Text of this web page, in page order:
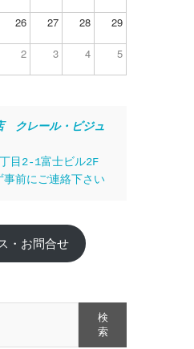
26 27 28 29
2 3 4 5
　クレール・ビジュ
目2-1富士ビル2F
事前にご連絡下さい
・お問合せ
検
索